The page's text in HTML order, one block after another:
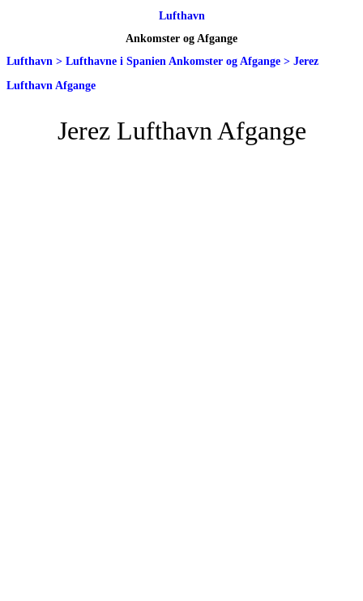
Lufthavn
Ankomster og Afgange
Lufthavn > Lufthavne i Spanien Ankomster og Afgange > Jerez
Lufthavn Afgange
Jerez Lufthavn Afgange